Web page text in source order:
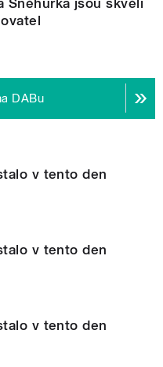
DABu
v tento den
v tento den
v tento den